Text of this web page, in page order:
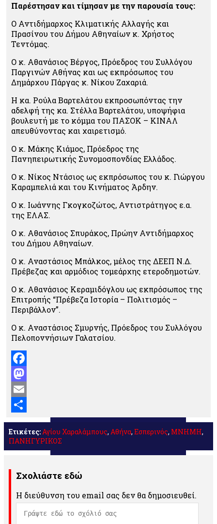
Παρέστησαν και τίμησαν με την παρουσία τους:
Ο Αντιδήμαρχος Κλιματικής Αλλαγής και
Πρασίνου του Δήμου Αθηναίων κ. Χρήστος
Τεντόμας.
Ο κ. Αθανάσιος Βέργος, Πρόεδρος του Συλλόγου
Παργινών Αθήνας και ως εκπρόσωπος του
Δημάρχου Πάργας κ. Νίκου Ζαχαριά.
Η κα. Ρούλα Βαρτελάτου εκπροσωπόντας την
αδελφή της κα. Στέλλα Βαρτελάτου, υποψήφια
βουλευτή με το κόμμα του ΠΑΣΟΚ – ΚΙΝΑΛ
απευθύνοντας και χαιρετισμό.
Ο κ. Μάκης Κιάμος, Πρόεδρος της
Πανηπειρωτικής Συνομοσπονδίας Ελλάδος.
Ο κ. Νίκος Ντάσιος ως εκπρόσωπος του κ. Γιώργου
Καραμπελιά και του Κινήματος Άρδην.
Ο κ. Ιωάννης Γκογκοζώτος, Αντιστράτηγος ε.α.
της ΕΛΑΣ.
Ο κ. Αθανάσιος Σπυράκος, Πρώην Αντιδήμαρχος
του Δήμου Αθηναίων.
Ο κ. Αναστάσιος Μπάλκος, μέλος της ΔΕΕΠ Ν.Δ.
Πρέβεζας και αρμόδιος τομεάρχης ετεροδημοτών.
Ο κ. Αθανάσιος Κεραμιδόγλου ως εκπρόσωπος της
Επιτροπής “Πρέβεζα Ιστορία – Πολιτισμός –
Περιβάλλον”.
Ο κ. Αναστάσιος Σμυρνής, Πρόεδρος του Συλλόγου
Πελοποννήσιων Γαλατσίου.
Facebook
Mastodon
Email
Μοιραστείτε
Ετικέτες:Αγίου Χαραλάμπους, Αθήνα, Εσπερινός, ΜΝΗΜΗ,
ΠΑΝΗΓΥΡΙΚΟΣ
Σχολιάστε εδώ
Η διεύθυνση του email σας δεν θα δημοσιευθεί.